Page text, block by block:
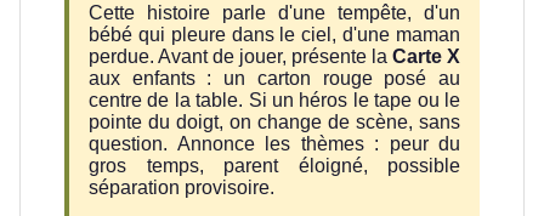
Cette histoire parle d'une tempête, d'un
bébé qui pleure dans le ciel, d'une maman
perdue. Avant de jouer, présente la Carte X
aux enfants : un carton rouge posé au
centre de la table. Si un héros le tape ou le
pointe du doigt, on change de scène, sans
question. Annonce les thèmes : peur du
gros temps, parent éloigné, possible
séparation provisoire.